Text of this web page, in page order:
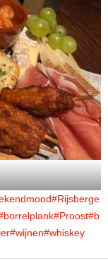
#Rijsberge
#Proost#b
#wijnen#whiskey